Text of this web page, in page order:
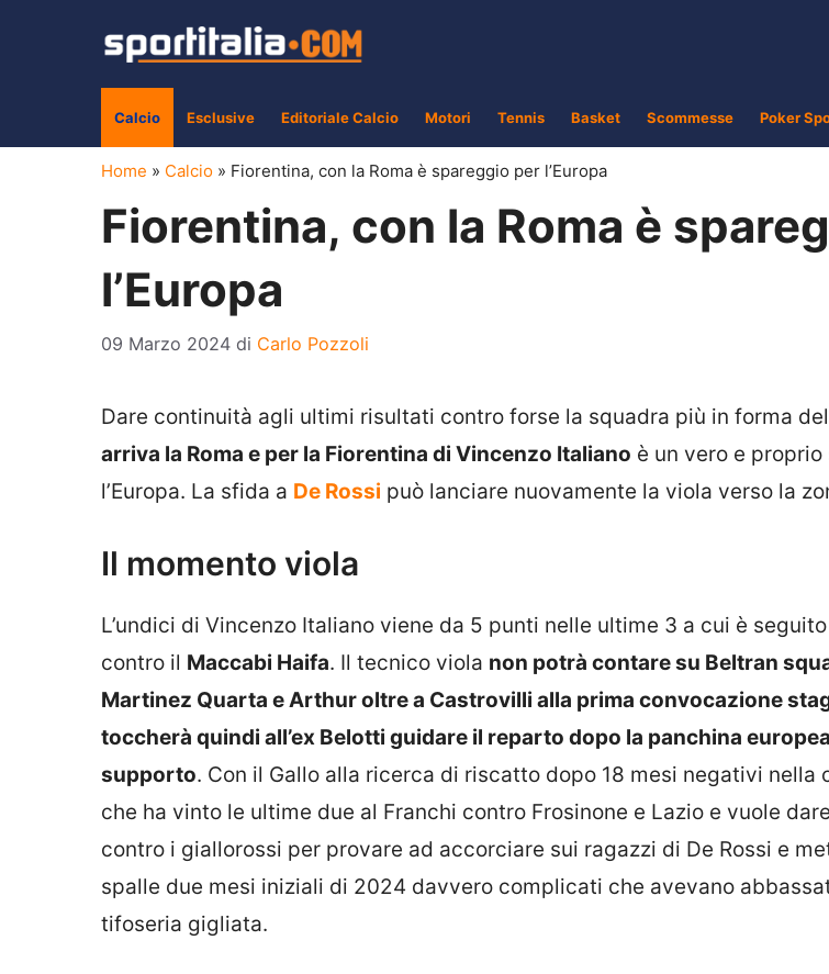
Calcio Esclusive Editoriale Calcio Motori Tennis Basket Scommesse Poker
Home » Calcio » Fiorentina, con la Roma è spareggio per l’Europa
Fiorentina, con la Roma è
l’Europa
09 Marzo 2024 di Carlo Pozzoli
Dare continuità agli ultimi risultati contro forse la squadra più in forma
arriva la Roma e per la Fiorentina di Vincenzo Italiano è un vero e
l’Europa. La sfida a De Rossi può lanciare nuovamente la viola verso la
Il momento viola
L’undici di Vincenzo Italiano viene da 5 punti nelle ultime 3 a cui è
contro il Maccabi Haifa. Il tecnico viola non potrà contare su Beltran
Martinez Quarta e Arthur oltre a Castrovilli alla prima convocazione
toccherà quindi all’ex Belotti guidare il reparto dopo la panchina
supporto. Con il Gallo alla ricerca di riscatto dopo 18 mesi negativi nella
che ha vinto le ultime due al Franchi contro Frosinone e Lazio e vuole
contro i giallorossi per provare ad accorciare sui ragazzi di De Rossi e
spalle due mesi iniziali di 2024 davvero complicati che avevano
tifoseria gigliata.